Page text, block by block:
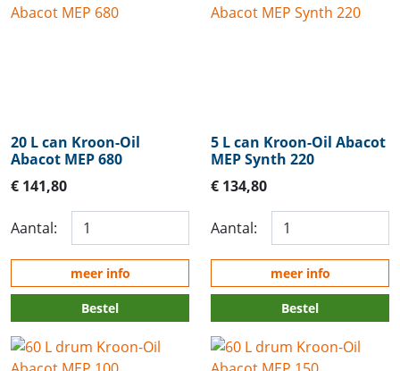
20 L can Kroon-Oil
Abacot MEP 680
€ 141,80
Aantal:
meer info
Bestel
5 L can Kroon-Oil Abacot
MEP Synth 220
€ 134,80
Aantal:
meer info
Bestel